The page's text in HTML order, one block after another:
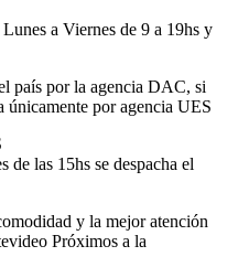
a Viernes de 9 a 19hs y
país por la agencia DAC, si
por agencia UES
de las 15hs se despacha el
y la mejor atención
Próximos a la